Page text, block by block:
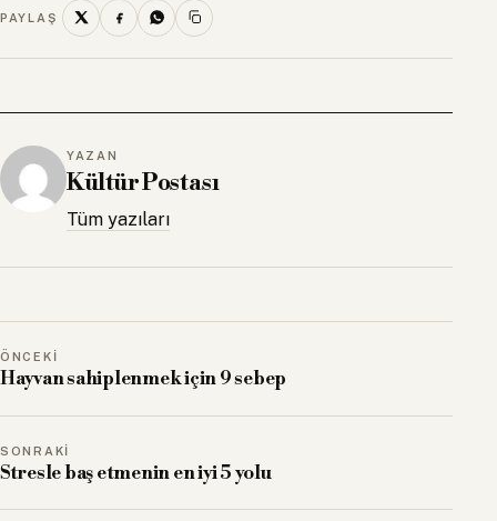
PAYLAŞ
YAZAN
Kültür Postası
Tüm yazıları
ÖNCEKI
Hayvan sahiplenmek için 9 sebep
SONRAKI
Stresle baş etmenin en iyi 5 yolu